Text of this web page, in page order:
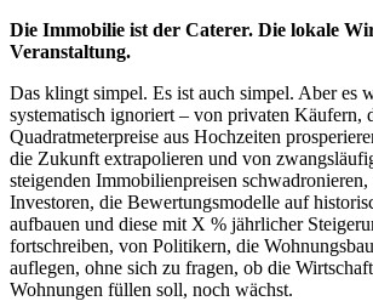
Die Immobilie ist der Caterer. Die lokale
Veranstaltung.
Das klingt simpel. Es ist auch simpel. Aber es
systematisch ignoriert – von privaten Käufern,
Quadratmeterpreise aus Hochzeiten
die Zukunft extrapolieren und von
steigenden Immobilienpreisen
Investoren, die Bewertungsmodelle auf
aufbauen und diese mit X % jährlicher
fortschreiben, von Politikern, die
auflegen, ohne sich zu fragen, ob die
Wohnungen füllen soll, noch wächst.